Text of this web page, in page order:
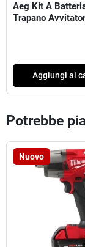
Aeg Kit A
Trapano
Aggiungi al
Potrebbe
Nuovo